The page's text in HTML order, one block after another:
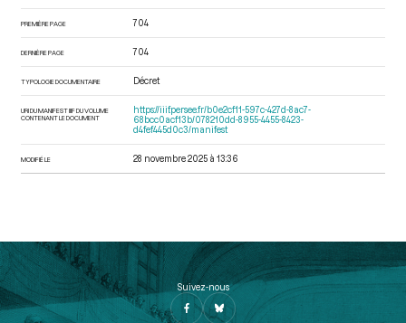
PREMIÈRE PAGE 704
DERNIÈRE PAGE 704
TYPOLOGIE DOCUMENTAIRE Décret
URI DU MANIFEST IIIF DU VOLUME
CONTENANT LE DOCUMENT
https://iiif.persee.fr/b0e2cf11-597c-427d-8ac7-
68bcc0acf13b/078210dd-8955-4455-8423-
d4fef445d0c3/manifest
MODIFIÉ LE 28 novembre 2025 à 13:36
Suivez-nous